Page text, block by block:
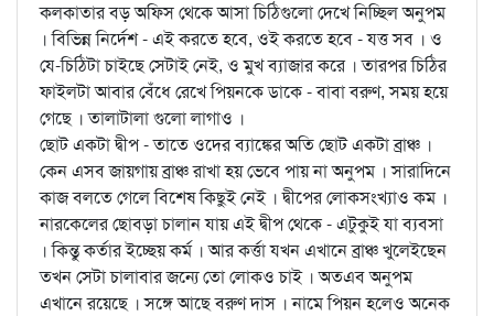
কলকাতার বড় অফিস থেকে আসা চিঠিগুলো দেখে নিচ্ছিল অনুপম
। বিভিন্ন নির্দেশ - এই করতে হবে, ওই করতে হবে - যত্ত সব । ও
যে-চিঠিটা চাইছে সেটাই নেই, ও মুখ ব্যাজার করে । তারপর চিঠির
ফাইলটা আবার বেঁধে রেখে পিয়নকে ডাকে - বাবা বরুণ, সময় হয়ে
গেছে । তালাটালা গুলো লাগাও ।
ছোট একটা দ্বীপ - তাতে ওদের ব্যাঙ্কের অতি ছোট একটা ব্রাঞ্চ ।
কেন এসব জায়গায় ব্রাঞ্চ রাখা হয় ভেবে পায় না অনুপম । সারাদিনে
কাজ বলতে গেলে বিশেষ কিছুই নেই । দ্বীপের লোকসংখ্যাও কম ।
নারকেলের ছোবড়া চালান যায় এই দ্বীপ থেকে - এটুকুই যা ব্যবসা
। কিন্তু কর্তার ইচ্ছেয় কর্ম । আর কর্ত্তা যখন এখানে ব্রাঞ্চ খুলেইছেন
তখন সেটা চালাবার জন্যে তো লোকও চাই । অতএব অনুপম
এখানে রয়েছে । সঙ্গে আছে বরুণ দাস । নামে পিয়ন হলেও অনেক